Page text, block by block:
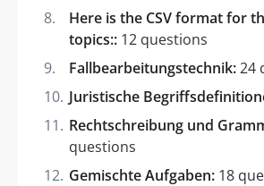
Here is the CSV format for
topics:: 12 questions
Fallbearbeitungstechnik:24
Juristische
Rechtschreibung und
questions
Gemischte Aufgaben: 18